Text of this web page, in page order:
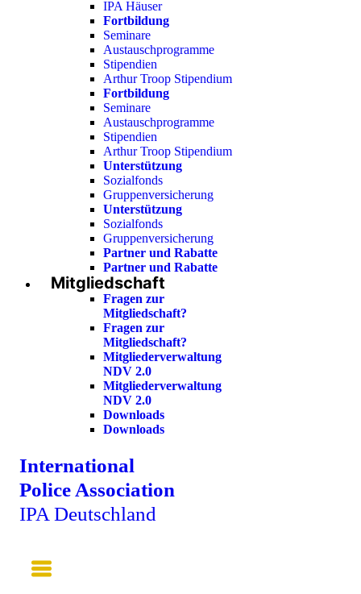
IPA Häuser
Fortbildung
Seminare
Austauschprogramme
Stipendien
Arthur Troop Stipendium
Fortbildung
Seminare
Austauschprogramme
Stipendien
Arthur Troop Stipendium
Unterstützung
Sozialfonds
Gruppenversicherung
Unterstützung
Sozialfonds
Gruppenversicherung
Partner und Rabatte
Partner und Rabatte
Mitgliedschaft
Fragen zur
Mitgliedschaft?
Fragen zur
Mitgliedschaft?
Mitgliederverwaltung
NDV 2.0
Mitgliederverwaltung
NDV 2.0
Downloads
Downloads
International
Police Association
IPA Deutschland
Main
Menu